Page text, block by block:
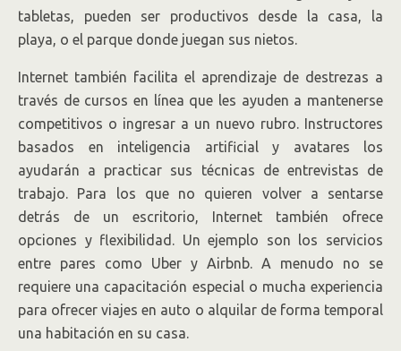
tabletas, pueden ser productivos desde la casa, la
playa, o el parque donde juegan sus nietos.
Internet también facilita el aprendizaje de destrezas a
través de cursos en línea que les ayuden a mantenerse
competitivos o ingresar a un nuevo rubro. Instructores
basados en inteligencia artificial y avatares los
ayudarán a practicar sus técnicas de entrevistas de
trabajo. Para los que no quieren volver a sentarse
detrás de un escritorio, Internet también ofrece
opciones y flexibilidad. Un ejemplo son los servicios
entre pares como Uber y Airbnb. A menudo no se
requiere una capacitación especial o mucha experiencia
para ofrecer viajes en auto o alquilar de forma temporal
una habitación en su casa.